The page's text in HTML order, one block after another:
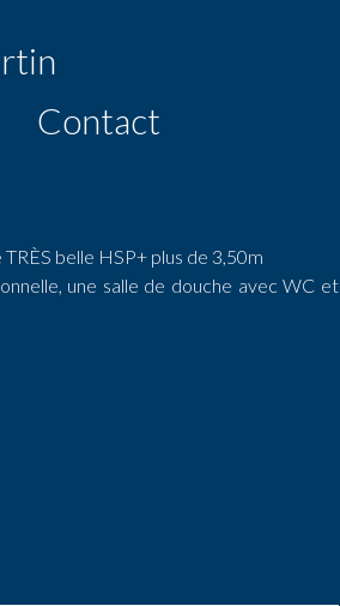
Contact
belle HSP+ plus de 3,50m
une salle de douche avec WC et